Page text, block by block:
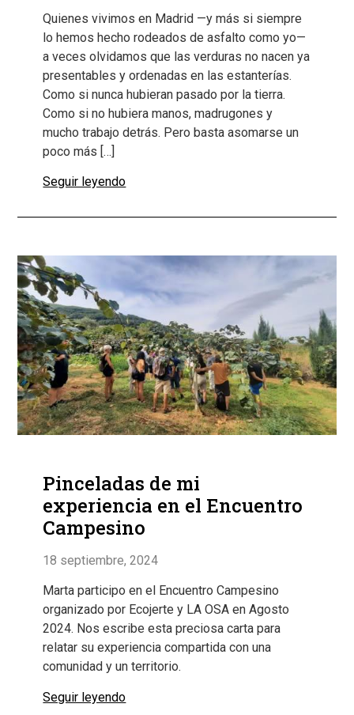
Quienes vivimos en Madrid —y más si siempre
lo hemos hecho rodeados de asfalto como yo—
a veces olvidamos que las verduras no nacen ya
presentables y ordenadas en las estanterías.
Como si nunca hubieran pasado por la tierra.
Como si no hubiera manos, madrugones y
mucho trabajo detrás. Pero basta asomarse un
poco más […]
Seguir leyendo
Pinceladas de mi
experiencia en el Encuentro
Campesino
18 septiembre, 2024
Marta participo en el Encuentro Campesino
organizado por Ecojerte y LA OSA en Agosto
2024. Nos escribe esta preciosa carta para
relatar su experiencia compartida con una
comunidad y un territorio.
Seguir leyendo